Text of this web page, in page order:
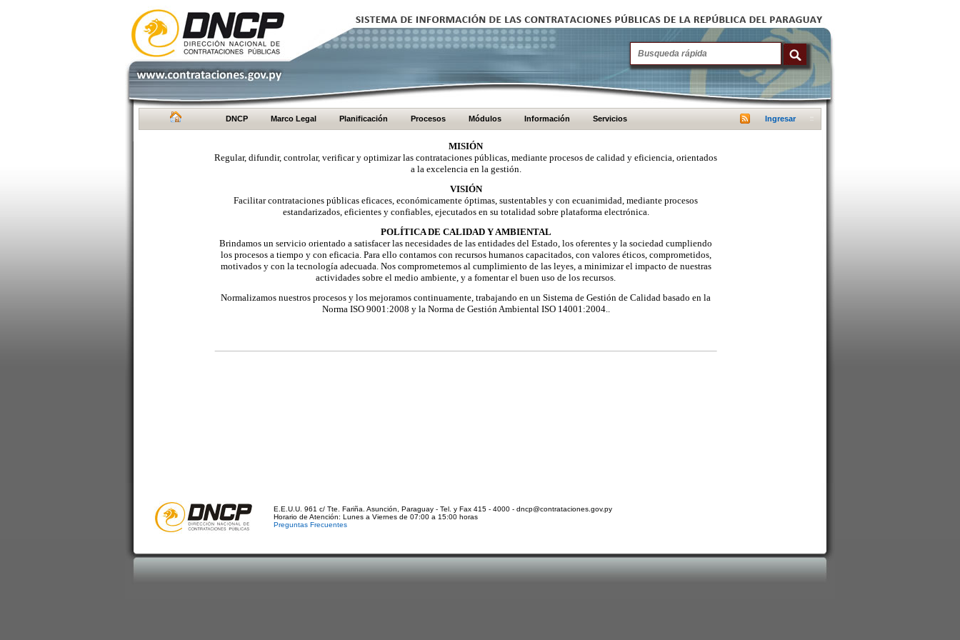
DNCP Marco Legal Planificación Procesos Módulos Información Servicios Ingresar
MISIÓN
Regular, difundir, controlar, verificar y optimizar las contrataciones públicas, mediante procesos de calidad y eficiencia, orientados
a la excelencia en la gestión.
VISIÓN
Facilitar contrataciones públicas eficaces, económicamente óptimas, sustentables y con ecuanimidad, mediante procesos
estandarizados, eficientes y confiables, ejecutados en su totalidad sobre plataforma electrónica.
POLÍTICA DE CALIDAD Y AMBIENTAL
Brindamos un servicio orientado a satisfacer las necesidades de las entidades del Estado, los oferentes y la sociedad cumpliendo
los procesos a tiempo y con eficacia. Para ello contamos con recursos humanos capacitados, con valores éticos, comprometidos,
motivados y con la tecnología adecuada. Nos comprometemos al cumplimiento de las leyes, a minimizar el impacto de nuestras
actividades sobre el medio ambiente, y a fomentar el buen uso de los recursos.
Normalizamos nuestros procesos y los mejoramos continuamente, trabajando en un Sistema de Gestión de Calidad basado en la
Norma ISO 9001:2008 y la Norma de Gestión Ambiental ISO 14001:2004..
E.E.U.U. 961 c/ Tte. Fariña. Asunción, Paraguay - Tel. y Fax 415 - 4000 - dncp@contrataciones.gov.py
Horario de Atención: Lunes a Viernes de 07:00 a 15:00 horas
Preguntas Frecuentes